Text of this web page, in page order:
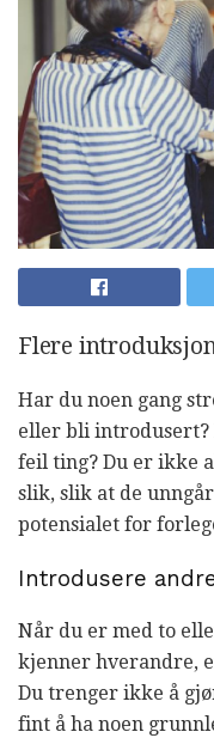
Flere
Har du noen gang
eller bli introdusert?
feil ting? Du er ikke
slik, slik at de
potensialet for
Introdusere
Når du er med to
kjenner hverandre,
Du trenger ikke å
fint å ha noen